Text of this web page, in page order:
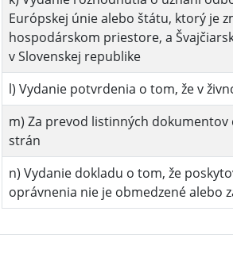
Európskej únie alebo štátu, ktorý je
hospodárskom priestore, a
v Slovenskej republike
l) Vydanie potvrdenia o tom, že v
m) Za prevod listinných dokumentov
strán
n) Vydanie dokladu o tom, že
oprávnenia nie je obmedzené alebo